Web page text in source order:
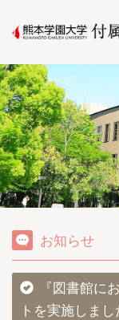
お知らせ
『図書館に
トを実施しまし